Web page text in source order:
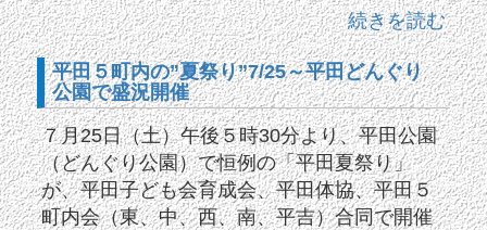
続きを読む
平田５町内の”夏祭り”7/25～平田どんぐり
公園で盛況開催
７月25日（土）午後５時30分より、平田公園
（どんぐり公園）で恒例の「平田夏祭り」
が、平田子ども会育成会、平田体協、平田５
町内会（東、中、西、南、平吉）合同で開催